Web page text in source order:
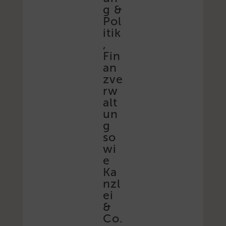
g &
Pol
itik
,
Fin
an
zve
rw
alt
un
g
so
wi
e
Ka
nzl
ei
&
Co.